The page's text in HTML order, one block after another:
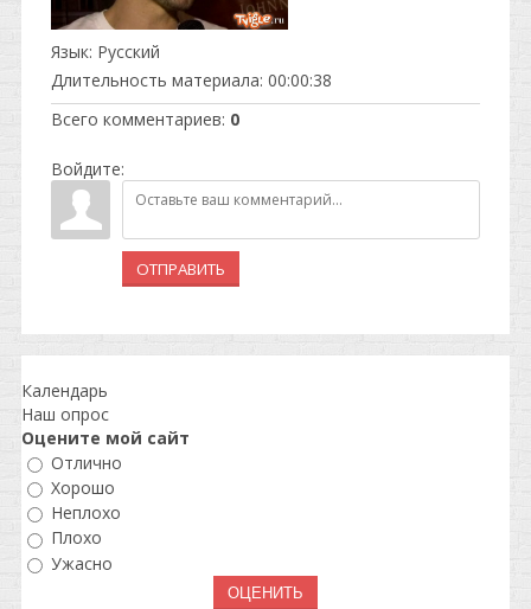
Язык: Русский
Длительность материала: 00:00:38
Всего комментариев: 0
Войдите:
ОТПРАВИТЬ
Календарь
Наш опрос
Оцените мой сайт
Отлично
Хорошо
Неплохо
Плохо
Ужасно